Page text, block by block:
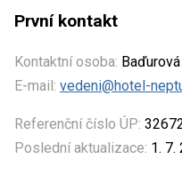
První kontakt
Kontaktní osoba: Baďurová
E-mail: vedeni@hotel-
Referenční číslo ÚP:
Poslední aktualizace: 1. 7.